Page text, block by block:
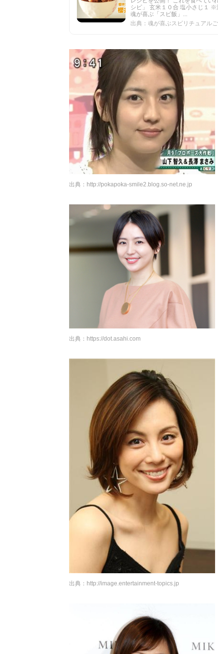
シピ」 玄米１０合 塩小さじ１
魂が喜ぶ「スピ飯」...
出典：魂が喜ぶスピリチュアル
出典： http://pokapoka-smile2.blog.so-net.ne.jp
出典： https://dot.asahi.com
出典： http://image.entertainment-topics.jp